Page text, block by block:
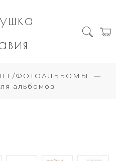
LIFE/ФОТОАЛЬБОМЫ
альбомов